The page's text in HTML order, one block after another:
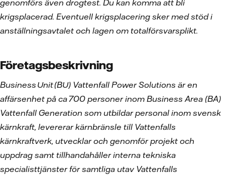
genomförs även drogtest. Du kan komma att bli
krigsplacerad. Eventuell krigsplacering sker med stöd i
anställningsavtalet och lagen om totalförsvarsplikt.
Företagsbeskrivning
Business Unit(BU) Vattenfall Power Solutions är en
affärsenhet på ca700 personer inom Business Area (BA)
Vattenfall Generation som utbildar personal inom svensk
kärnkraft, levererar kärnbränsle till Vattenfalls
kärnkraftverk, utvecklar och genomför projekt och
uppdrag samt tillhandahåller interna tekniska
specialisttjänster för samtliga utav Vattenfalls